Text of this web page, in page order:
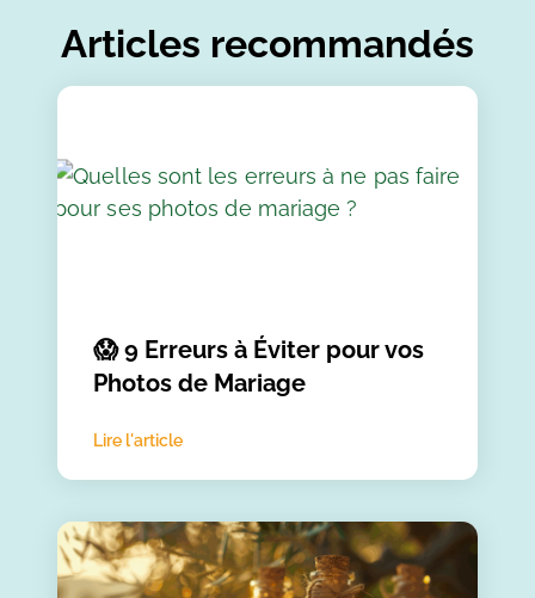
Articles recommandés
😱 9 Erreurs à Éviter pour vos
Photos de Mariage
Lire l'article